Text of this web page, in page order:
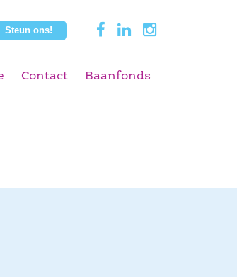
Steun ons!
Contact Baanfonds